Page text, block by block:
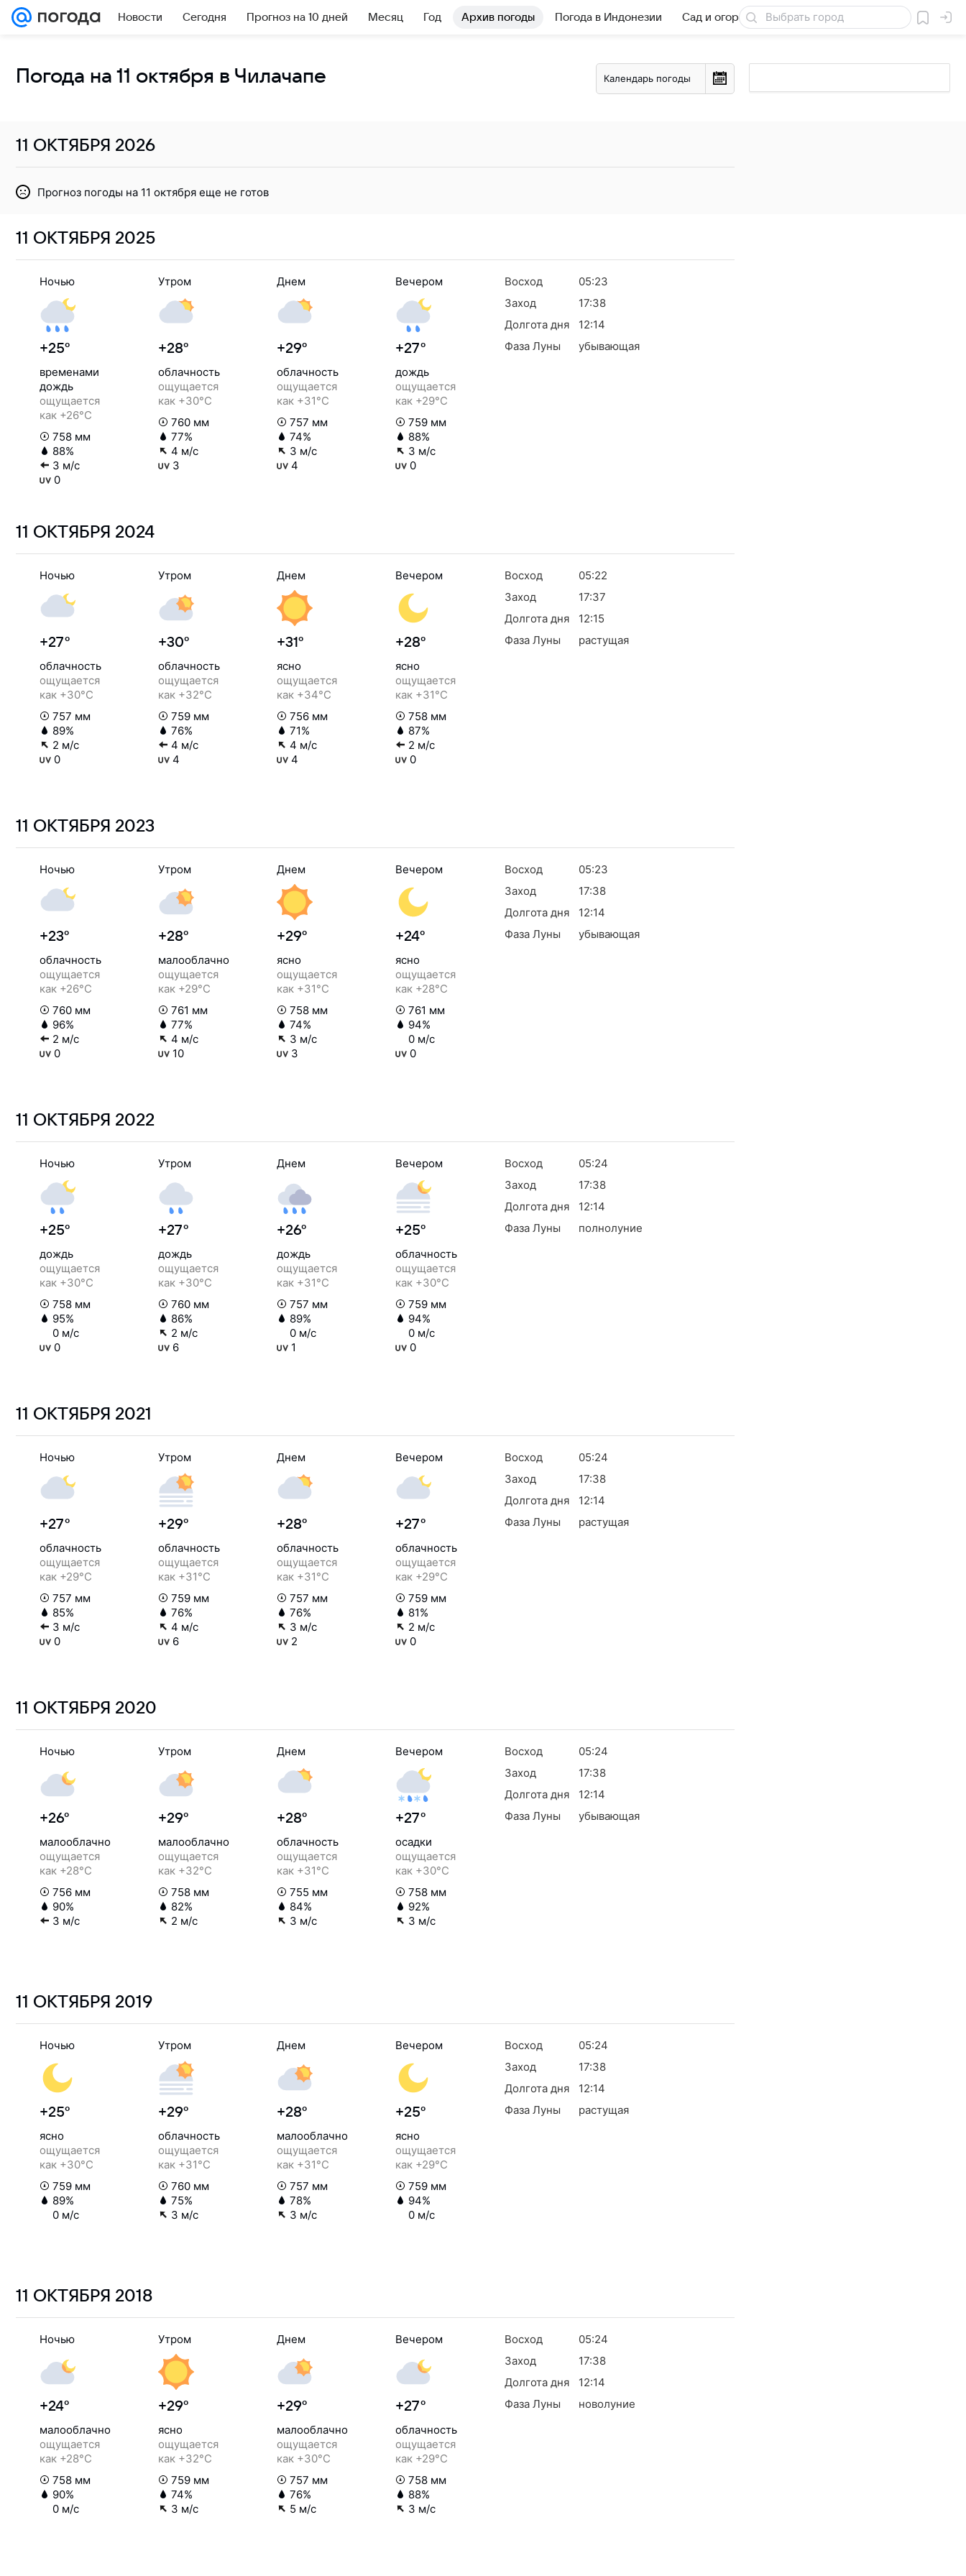
Новости Сегодня Прогноз на 10 дней Месяц Год Архив погоды Погода в Индонезии Сад и огород Товары для дачи
Погода на 11 октября в Чилачапе Календарь погоды
11 ОКТЯБРЯ 2026
Прогноз погоды на 11 октября еще не готов
11 ОКТЯБРЯ 2025
Ночью
+25°
временами
дождь
ощущается
как +26°C
758 мм
88%
3 м/с
0
Утром
+28°
облачность
ощущается
как +30°C
760 мм
77%
4 м/с
3
Днем
+29°
облачность
ощущается
как +31°C
757 мм
74%
3 м/с
4
Вечером
+27°
дождь
ощущается
как +29°C
759 мм
88%
3 м/с
0
Восход
05:23
Заход
17:38
Долгота дня
12:14
Фаза Луны
убывающая
11 ОКТЯБРЯ 2024
Ночью
+27°
облачность
ощущается
как +30°C
757 мм
89%
2 м/с
0
Утром
+30°
облачность
ощущается
как +32°C
759 мм
76%
4 м/с
4
Днем
+31°
ясно
ощущается
как +34°C
756 мм
71%
4 м/с
4
Вечером
+28°
ясно
ощущается
как +31°C
758 мм
87%
2 м/с
0
Восход
05:22
Заход
17:37
Долгота дня
12:15
Фаза Луны
растущая
11 ОКТЯБРЯ 2023
Ночью
+23°
облачность
ощущается
как +26°C
760 мм
96%
2 м/с
0
Утром
+28°
малооблачно
ощущается
как +29°C
761 мм
77%
4 м/с
10
Днем
+29°
ясно
ощущается
как +31°C
758 мм
74%
3 м/с
3
Вечером
+24°
ясно
ощущается
как +28°C
761 мм
94%
0 м/с
0
Восход
05:23
Заход
17:38
Долгота дня
12:14
Фаза Луны
убывающая
11 ОКТЯБРЯ 2022
Ночью
+25°
дождь
ощущается
как +30°C
758 мм
95%
0 м/с
0
Утром
+27°
дождь
ощущается
как +30°C
760 мм
86%
2 м/с
6
Днем
+26°
дождь
ощущается
как +31°C
757 мм
89%
0 м/с
1
Вечером
+25°
облачность
ощущается
как +30°C
759 мм
94%
0 м/с
0
Восход
05:24
Заход
17:38
Долгота дня
12:14
Фаза Луны
полнолуние
11 ОКТЯБРЯ 2021
Ночью
+27°
облачность
ощущается
как +29°C
757 мм
85%
3 м/с
0
Утром
+29°
облачность
ощущается
как +31°C
759 мм
76%
4 м/с
6
Днем
+28°
облачность
ощущается
как +31°C
757 мм
76%
3 м/с
2
Вечером
+27°
облачность
ощущается
как +29°C
759 мм
81%
2 м/с
0
Восход
05:24
Заход
17:38
Долгота дня
12:14
Фаза Луны
растущая
11 ОКТЯБРЯ 2020
Ночью
+26°
малооблачно
ощущается
как +28°C
756 мм
90%
3 м/с
Утром
+29°
малооблачно
ощущается
как +32°C
758 мм
82%
2 м/с
Днем
+28°
облачность
ощущается
как +31°C
755 мм
84%
3 м/с
Вечером
+27°
осадки
ощущается
как +30°C
758 мм
92%
3 м/с
Восход
05:24
Заход
17:38
Долгота дня
12:14
Фаза Луны
убывающая
11 ОКТЯБРЯ 2019
Ночью
+25°
ясно
ощущается
как +30°C
759 мм
89%
0 м/с
Утром
+29°
облачность
ощущается
как +31°C
760 мм
75%
3 м/с
Днем
+28°
малооблачно
ощущается
как +31°C
757 мм
78%
3 м/с
Вечером
+25°
ясно
ощущается
как +29°C
759 мм
94%
0 м/с
Восход
05:24
Заход
17:38
Долгота дня
12:14
Фаза Луны
растущая
11 ОКТЯБРЯ 2018
Ночью
+24°
малооблачно
ощущается
как +28°C
758 мм
90%
0 м/с
Утром
+29°
ясно
ощущается
как +32°C
759 мм
74%
3 м/с
Днем
+29°
малооблачно
ощущается
как +30°C
757 мм
76%
5 м/с
Вечером
+27°
облачность
ощущается
как +29°C
758 мм
88%
3 м/с
Восход
05:24
Заход
17:38
Долгота дня
12:14
Фаза Луны
новолуние